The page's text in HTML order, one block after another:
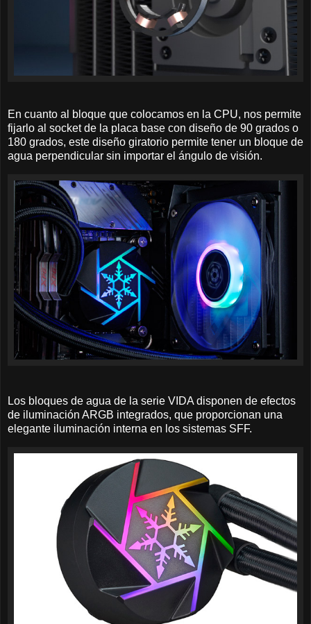
En cuanto al bloque que colocamos en la CPU, nos permite
fijarlo al socket de la placa base con diseño de 90 grados o
180 grados, este diseño giratorio permite tener un bloque de
agua perpendicular sin importar el ángulo de visión.
Los bloques de agua de la serie VIDA disponen de efectos
de iluminación ARGB integrados, que proporcionan una
elegante iluminación interna en los sistemas SFF.